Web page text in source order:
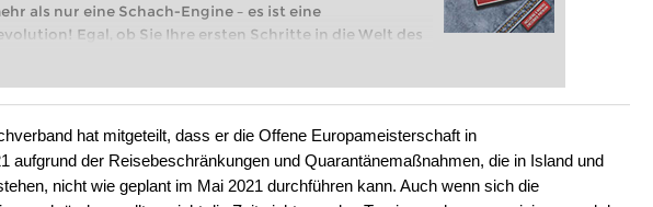
als nur eine Schach-Engine – es ist eine
Egal, ob Sie Ihre ersten Schritte in die Welt des
machen oder bereits auf Turnierniveau spielen: Mit
hat mitgeteilt, dass er die Offene Europameisterschaft in
aufgrund der Reisebeschränkungen und Quarantänemaßnahmen, die in Island und
nicht wie geplant im Mai 2021 durchführen kann. Auch wenn sich die